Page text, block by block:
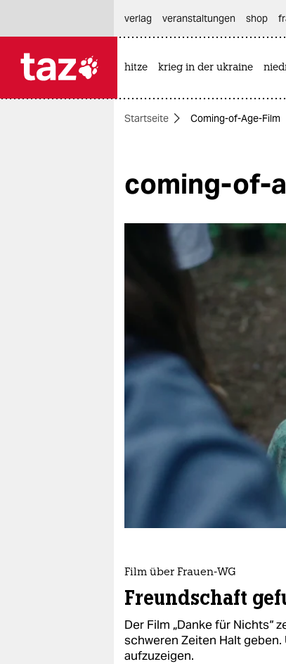
themen
öko
gesellschaft
nord
wahrheit
verlag
verlag
veranstaltungen
abo
genossenschaft
epaper login
verlag
veranstaltungen shop
hitze krieg in der ukraine
Startseite Coming-of-Age-Film
coming-of-
Film über Frauen-WG
Freundschaft
Der Film „Danke für Nichts“
schweren Zeiten Halt
aufzuzeigen.